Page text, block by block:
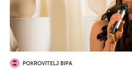
POKROVITELJ BIPA